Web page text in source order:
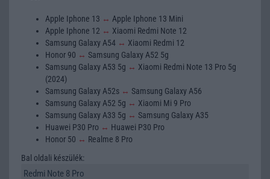
Apple Iphone 13 ↔ Apple Iphone 13 Mini
Apple Iphone 12 ↔ Xiaomi Redmi Note 12
Samsung Galaxy A54 ↔ Xiaomi Redmi 12
Honor 90 ↔ Samsung Galaxy A52 5g
Samsung Galaxy A53 5g ↔ Xiaomi Redmi Note 13 Pro 5g
(2024)
Samsung Galaxy A52s ↔ Samsung Galaxy A56
Samsung Galaxy A52 5g ↔ Xiaomi Mi 9 Pro
Samsung Galaxy A33 5g ↔ Samsung Galaxy A35
Huawei P30 Pro ↔ Huawei P30 Pro
Honor 50 ↔ Realme 8 Pro
Bal oldali készülék: